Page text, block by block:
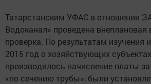
Татарстанским УФАС в отношении
Водоканал» проведена внеплановая
проверка. По результатам изучения
2015 год о хозяйствующих
производилось начисление платы
«по сечению трубы», были